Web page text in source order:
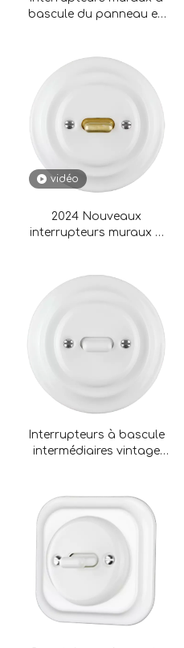
bascule du panneau en
vidéo
2024 Nouveaux
interrupteurs muraux à
Interrupteurs à bascule
intermédiaires vintage